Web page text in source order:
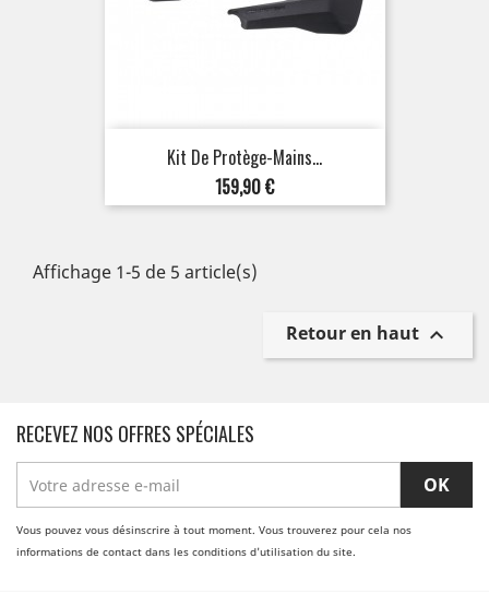
Kit De Protège-Mains...
Prix
159,90 €
Affichage 1-5 de 5 article(s)
Retour en haut 
RECEVEZ NOS OFFRES SPÉCIALES
Vous pouvez vous désinscrire à tout moment. Vous trouverez pour cela nos
informations de contact dans les conditions d'utilisation du site.